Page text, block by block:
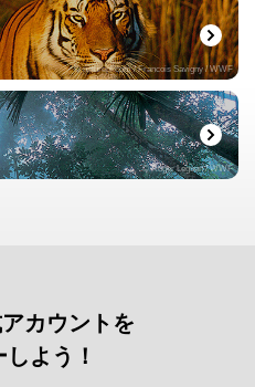
© naturepl.com / Francois Savigny / WWF
© Roger Leguen / WWF
カウントを
よう！